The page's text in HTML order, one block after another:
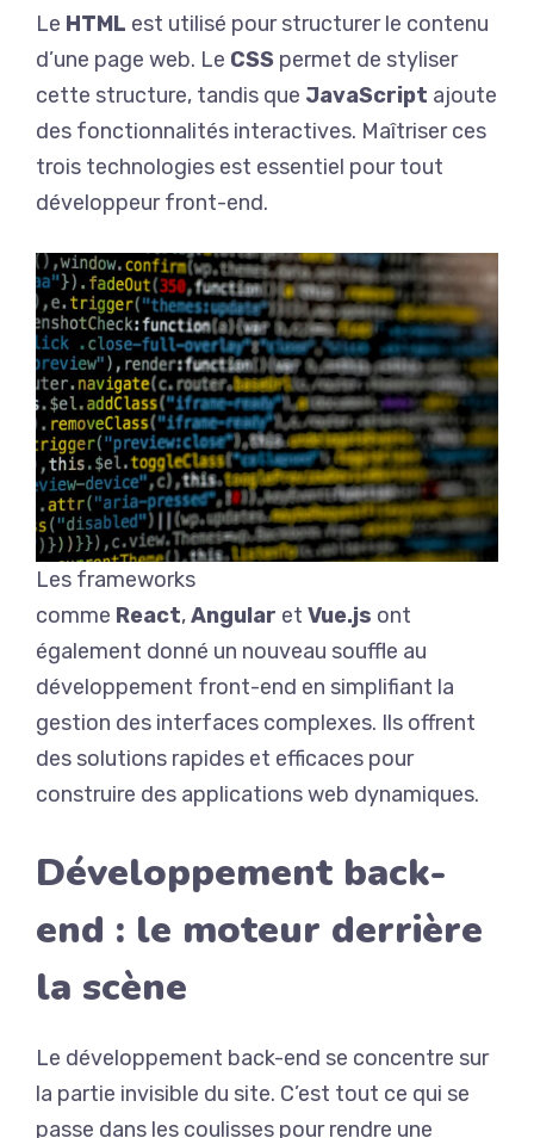
Le HTML est utilisé pour structurer le contenu
d’une page web. Le CSS permet de styliser
cette structure, tandis que JavaScript ajoute
des fonctionnalités interactives. Maîtriser ces
trois technologies est essentiel pour tout
développeur front-end.
Les frameworks
comme React,Angular et Vue.js ont
également donné un nouveau souffle au
développement front-end en simplifiant la
gestion des interfaces complexes. Ils offrent
des solutions rapides et efficaces pour
construire des applications web dynamiques.
Développement back-
end : le moteur derrière
la scène
Le développement back-end se concentre sur
la partie invisible du site. C’est tout ce qui se
passe dans les coulisses pour rendre une